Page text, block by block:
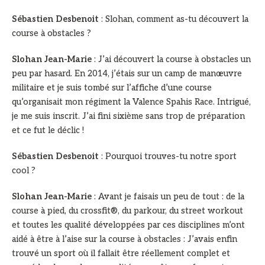
Sébastien Desbenoit : Slohan, comment as-tu découvert la
course à obstacles ?
Slohan Jean-Marie : J’ai découvert la course à obstacles un
peu par hasard. En 2014, j’étais sur un camp de manœuvre
militaire et je suis tombé sur l’affiche d’une course
qu’organisait mon régiment la Valence Spahis Race. Intrigué,
je me suis inscrit. J’ai fini sixième sans trop de préparation
et ce fut le déclic !
Sébastien Desbenoit : Pourquoi trouves-tu notre sport
cool ?
Slohan Jean-Marie : Avant je faisais un peu de tout : de la
course à pied, du crossfit®, du parkour, du street workout
et toutes les qualité développées par ces disciplines m’ont
aidé à être à l’aise sur la course à obstacles : J’avais enfin
trouvé un sport où il fallait être réellement complet et